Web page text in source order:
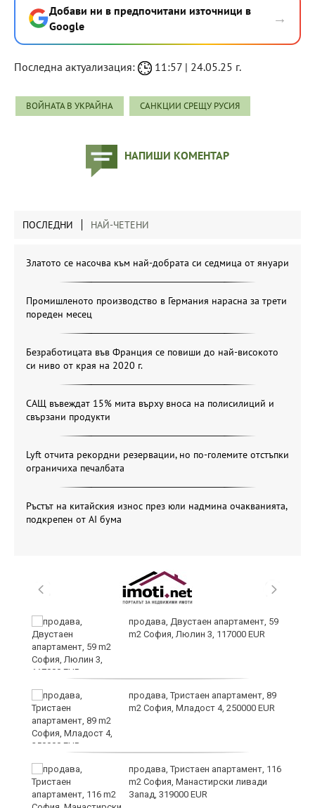
Добави ни в предпочитани източници в
Google
→
Последна актуализация: 11:57 | 24.05.25 г.
ВОЙНАТА В УКРАЙНА САНКЦИИ СРЕЩУ РУСИЯ
НАПИШИ КОМЕНТАР
ПОСЛЕДНИ НАЙ-ЧЕТЕНИ
Златото се насочва към най-добрата си седмица от януари
Промишленото производство в Германия нарасна за трети
пореден месец
Безработицата във Франция се повиши до най-високото
си ниво от края на 2020 г.
САЩ въвеждат 15% мита върху вноса на полисилиций и
свързани продукти
Lyft отчита рекордни резервации, но по-големите отстъпки
ограничиха печалбата
Ръстът на китайския износ през юли надмина очакванията,
подкрепен от AI бума
продава, Двустаен апартамент, 59
m2 София, Люлин 3, 117000 EUR
продава, Тристаен апартамент, 89
m2 София, Младост 4, 250000 EUR
продава, Тристаен апартамент, 116
m2 София, Манастирски ливади
Запад, 319000 EUR